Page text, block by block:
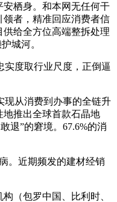
栖身。和本网无任何干
领者，精准回应消费者信
给全方位高端整拆处理
城河。
度取行业尺度，正倒逼
从消费到办事的全链升
地推出全球首款石晶地
退”的窘境。67.6%的消
。近期频发的建材经销
（包罗中国、比利时、